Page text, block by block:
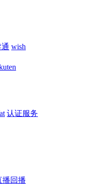
wish
认证服务
播回播